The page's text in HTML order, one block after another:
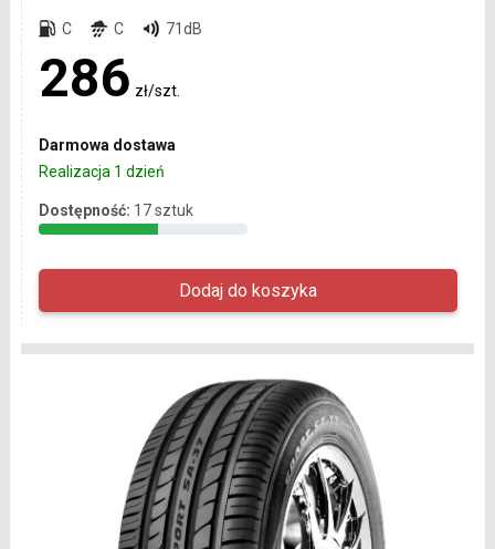
C C 71dB
286 zł/szt.
Darmowa dostawa
Realizacja 1 dzień
Dostępność: 17 sztuk